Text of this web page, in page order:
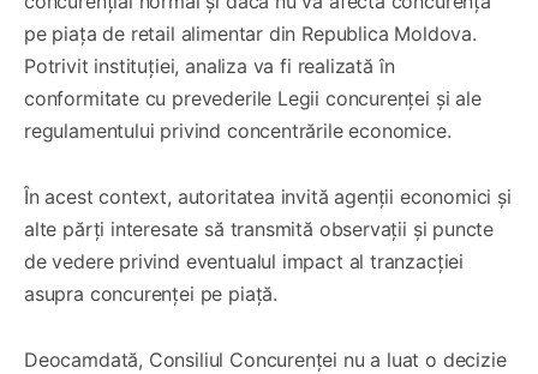
pe piața de retail alimentar din Republica Moldova.
Potrivit instituției, analiza va fi realizată în
conformitate cu prevederile Legii concurenței și ale
regulamentului privind concentrările economice.
În acest context, autoritatea invită agenții economici și
alte părți interesate să transmită observații și puncte
de vedere privind eventualul impact al tranzacției
asupra concurenței pe piață.
Deocamdată, Consiliul Concurenței nu a luat o decizie